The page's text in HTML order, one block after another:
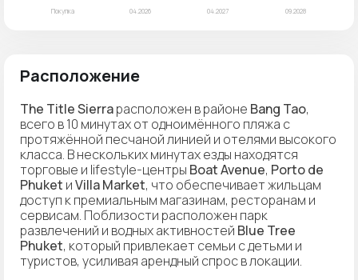
Расположение
The Title Sierraрасположен в районе Bang Tao,
всего в 10 минутах от одноимённого пляжа с
протяжённой песчаной линией и отелями высокого
класса. В нескольких минутах езды находятся
торговые и lifestyle-центры Boat Avenue, Porto de
Phuket иVilla Market, что обеспечивает жильцам
доступ к премиальным магазинам, ресторанам и
сервисам. Поблизости расположен парк
развлечений и водных активностей Blue Tree
Phuket, который привлекает семьи с детьми и
туристов, усиливая арендный спрос в локации.